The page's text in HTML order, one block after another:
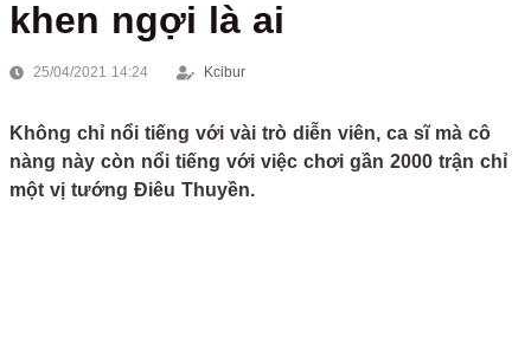
khen ngợi là ai
25/04/2021 14:24 Kcibur
Không chỉ nổi tiếng với vài trò diễn viên, ca sĩ mà cô
nàng này còn nổi tiếng với việc chơi gần 2000 trận chỉ
một vị tướng Điêu Thuyền.